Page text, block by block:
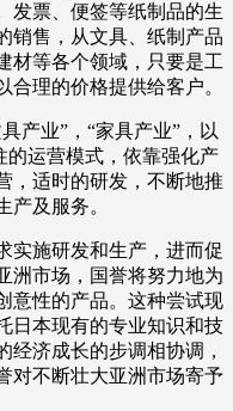
发票、便签等纸制品的生
销售，从文具、纸制产品
材等各个领域，只要是工
理的价格提供给客户。
产业”，“家具产业”，以
的运营模式，依靠强化产
，适时的研发，不断地推
产及服务。
实施研发和生产，进而促
洲市场，国誉将努力地为
意性的产品。这种尝试现
日本现有的专业知识和技
经济成长的步调相协调，
对不断壮大亚洲市场寄予